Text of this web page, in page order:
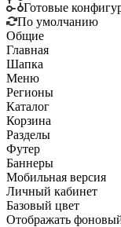
Готовые
По умолчанию
Общие
Главная
Шапка
Меню
Регионы
Каталог
Корзина
Разделы
Футер
Баннеры
Мобильная версия
Личный кабинет
Базовый цвет
Отображать